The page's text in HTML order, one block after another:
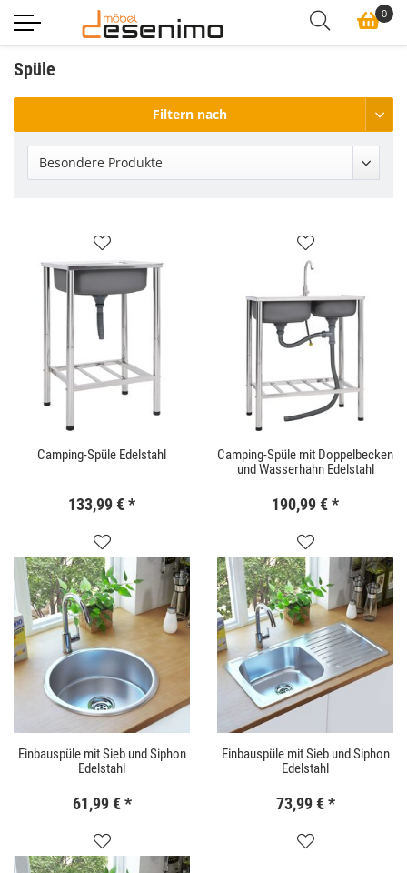
0
Spüle
Filtern nach
Besondere Produkte
Camping-Spüle Edelstahl
133,99 €*
Camping-Spüle mit Doppelbecken
und Wasserhahn Edelstahl
190,99 €*
Einbauspüle mit Sieb und Siphon
Edelstahl
61,99 € *
Einbauspüle mit Sieb und Siphon
Edelstahl
73,99 € *